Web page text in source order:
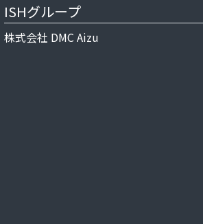
ISHグループ
株式会社 DMC Aizu